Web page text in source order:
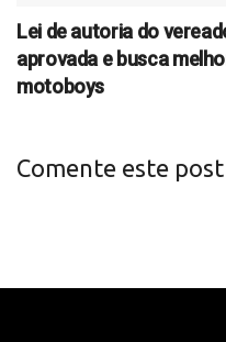
Lei de autoria do
aprovada e busca
motoboys
Comente este post